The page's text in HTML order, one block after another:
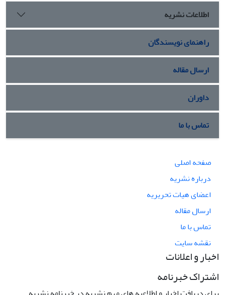
اطلاعات نشریه
راهنمای نویسندگان
ارسال مقاله
داوران
تماس با ما
صفحه اصلی
درباره نشریه
اعضای هیات تحریریه
ارسال مقاله
تماس با ما
نقشه سایت
اخبار و اعلانات
اشتراک خبرنامه